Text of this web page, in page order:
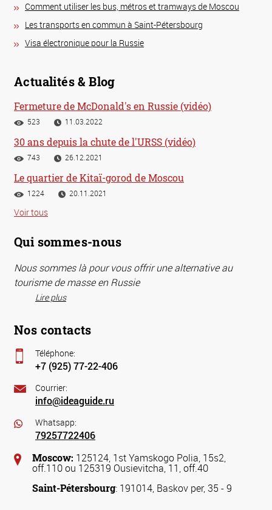
Comment utiliser les bus, métros et tramways de Moscou
Les transports en commun à Saint-Pétersbourg
Visa électronique pour la Russie
Actualités & Blog
Fermeture de McDonald's en Russie (vidéo)
523 11.03.2022
30 ans depuis la chute de l'URSS (vidéo)
743 26.12.2021
Le quartier de Kitaï-gorod de Moscou
1224 20.11.2021
Voir tous
Qui sommes-nous
Nous sommes là pour vous offrir une alternative au
tourisme de masse en Russie
Lire plus
Nos contacts
Téléphone:
+7 (925) 77-22-406
Courrier:
info@ideaguide.ru
Whatsapp:
79257722406
Moscow: 125124, 1st Yamskogo Polia, 15s2,
off.110 ou 125319 Ousievitcha, 11, off.40
Saint-Pétersbourg: 191014, Baskov per, 35 - 9